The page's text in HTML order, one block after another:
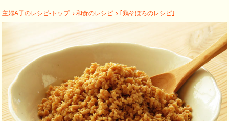
主婦A子のレシピ-トップ 和食のレシピ ｢鶏そぼろのレシピ｣